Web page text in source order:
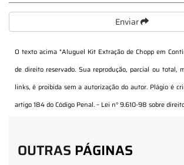
Enviar
O texto acima "Aluguel Kit Extração de Chopp em
de direito reservado. Sua reprodução, parcial ou total,
links, é proibida sem a autorização do autor. Plágio é
artigo 184 do Código Penal. – Lei n° 9.610-98 sobre
OUTRAS PÁGINAS